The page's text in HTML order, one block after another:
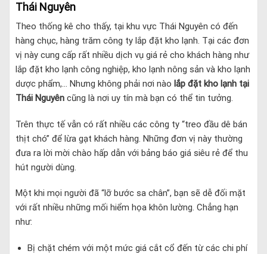
Thái Nguyên
Theo thống kê cho thấy, tại khu vực Thái Nguyên có đến
hàng chục, hàng trăm công ty lắp đặt kho lạnh. Tại các đơn
vị này cung cấp rất nhiều dịch vụ giá rẻ cho khách hàng như
lắp đặt kho lạnh công nghiệp, kho lạnh nông sản và kho lạnh
dược phẩm,… Nhưng không phải nơi nào lắp đặt kho lạnh tại
Thái Nguyên cũng là nơi uy tín mà bạn có thể tin tưởng.
Trên thực tế vẫn có rất nhiều các công ty “treo đầu dê bán
thịt chó” để lừa gạt khách hàng. Những đơn vị này thường
đưa ra lời mời chào hấp dẫn với bảng báo giá siêu rẻ để thu
hút người dùng.
Một khi mọi người đã “lỡ bước sa chân”, bạn sẽ dễ đối mặt
với rất nhiều những mối hiểm họa khôn lường. Chẳng hạn
như:
Bị chặt chém với một mức giá cắt cổ đến từ các chi phí